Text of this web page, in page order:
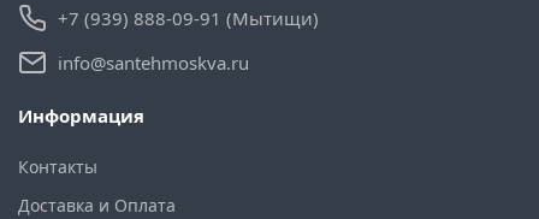
+7 (939) 888-09-91 (Мытищи)
info@santehmoskva.ru
Информация
Контакты
Доставка и Оплата